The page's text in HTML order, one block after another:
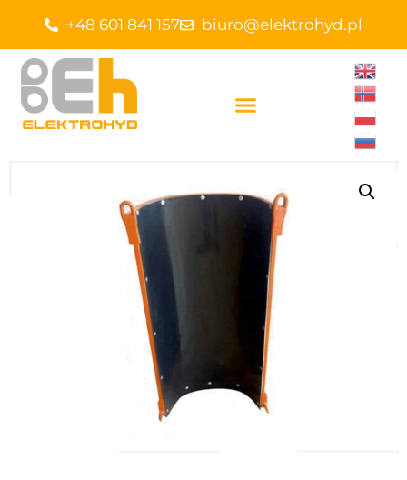
+48 601 841 157 biuro@elektrohyd.pl